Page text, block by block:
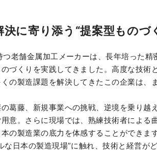
に寄り添う“提案型ものづ
老舗金属加工メーカーは、長年培った精
づくりを実践してきました。高度な技術
の製造課題を解決してきたこの企業は、
葛藤、新規事業への挑戦、逆境を乗り越
意。さらに現場では、熟練技術者による
の製造業の底力を体感することができます
な日本の製造現場”に触れ、技術と経営が